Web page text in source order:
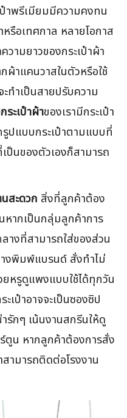
าพรีเมียมมีความคงทน
หรือเทศกาล หลายโอกาส
วามยาวของกระเป๋าผ้า
กผ้าแคนวาสในตัวหรือใช้
ะทำเป็นสายปรับความ
ระเป๋าผ้าของเรามีกระเป๋า
ปแบบกระเป๋าตามแบบที่
นของตัวเองก็สามารถ
สะดวก สิ่งที่ลูกค้าต้อง
หากเป็นกลุ่มลูกค้าการ
ลางที่สามารถใส่ของส่วน
างพิมพ์แบรนด์ สั่งทำไม่
หรูดูแพงแบบใช้ได้ทุกวัน
เป๋าอาจจะเป็นซองซิป
รักๆ เน้นงานสกรีนให้ดู
ตูน หากลูกค้าต้องการสั่ง
ามารถติดต่อโรงงาน